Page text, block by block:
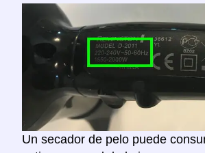
Un secador de pelo puede